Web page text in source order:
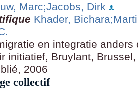
Marc;Jacobs, Dirk
Khader, Bichara
en integratie
initiatief, Bruylant,
2006
collectif